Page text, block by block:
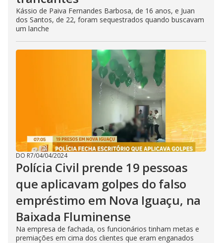
Kássio de Paiva Fernandes Barbosa, de 16 anos, e Juan
dos Santos, de 22, foram sequestrados quando buscavam
um lanche
DO R7/04/04/2024
Polícia Civil prende 19 pessoas
que aplicavam golpes do falso
empréstimo em Nova Iguaçu, na
Baixada Fluminense
Na empresa de fachada, os funcionários tinham metas e
premiações em cima dos clientes que eram enganados